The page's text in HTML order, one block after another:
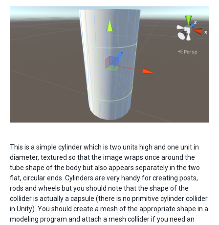
This is a simple cylinder which is two units high and one unit in
diameter, textured so that the image wraps once around the
tube shape of the body but also appears separately in the two
flat, circular ends. Cylinders are very handy for creating posts,
rods and wheels but you should note that the shape of the
collider is actually a capsule (there is no primitive cylinder collider
in Unity). You should create a mesh of the appropriate shape in a
modeling program and attach a mesh collider if you need an